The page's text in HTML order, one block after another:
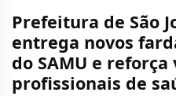
Prefeitura de São
entrega novos
do SAMU e
profissionais de